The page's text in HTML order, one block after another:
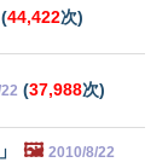
(44,422次)
(37,988次)
🖼️ 2010/8/22